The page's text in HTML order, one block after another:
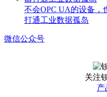
不会OPC UA的设备，
打通工业数据孤岛
微信公众号
关注
产